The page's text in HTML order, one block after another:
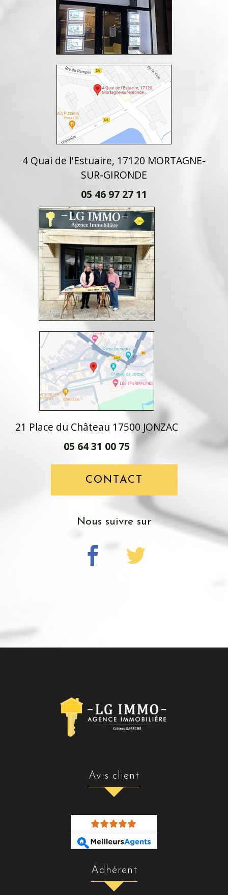
4 Quai de l'Estuaire, 17120 MORTAGNE-
SUR-GIRONDE
05 46 97 27 11
21 Place du Château 17500 JONZAC
05 64 31 00 75
CONTACT
nous suivre sur
avis client
adhérent